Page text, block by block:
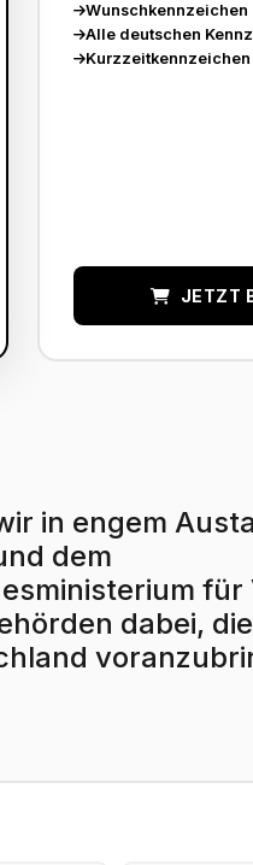
Wunschkennzeichen
Alle deutschen
JETZT
in engem
dem
für
dabei,